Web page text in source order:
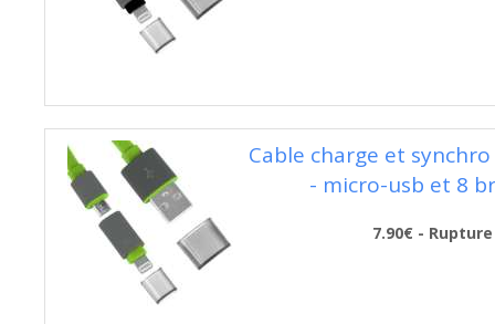
Cable charge et
- micro-usb et 8
7.90€ - Rupture